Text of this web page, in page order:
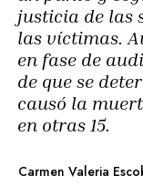
justicia de las
las víctimas.
en fase de
de que se
causó la
en otras 15.
Carmen Valeria